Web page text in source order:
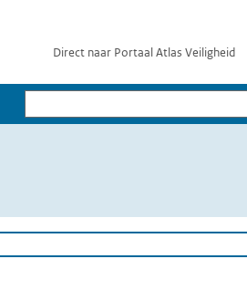
Direct naar Portaal Atlas Veiligheid
Zoeken